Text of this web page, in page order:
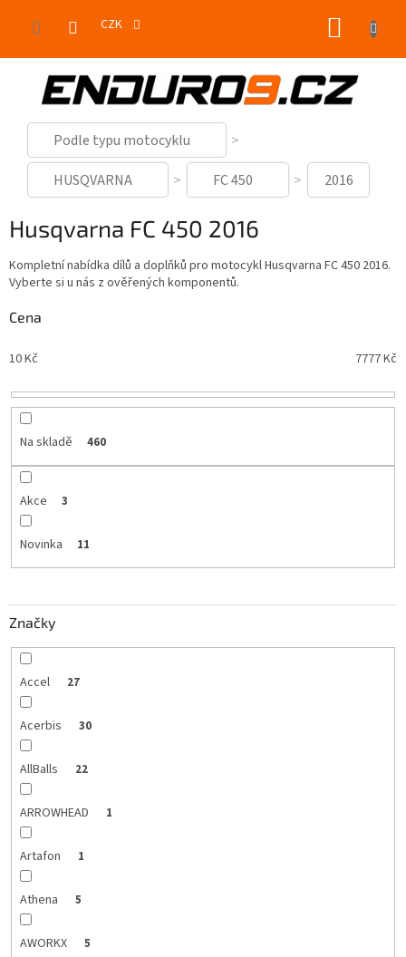
CZK
Podle typu motocyklu
HUSQVARNA
FC 450 2016
Husqvarna FC 450 2016
Kompletní nabídka dílů a doplňků pro motocykl Husqvarna FC 450 2016.
Vyberte si u nás z ověřených komponentů.
Cena
10Kč 7777Kč
Na skladě 460
Akce 3
Novinka 11
Značky
Accel 27
Acerbis 30
AllBalls 22
ARROWHEAD 1
Artafon 1
Athena 5
AWORKX 5